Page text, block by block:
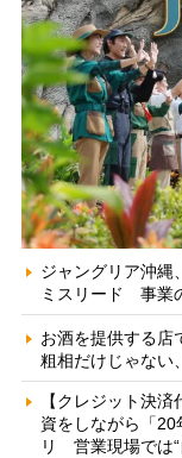
ジャングリア沖縄
ミスリード 事業
お酒を提供する
粗相だけじゃない
【クレジット決
資をしながら「20
リ 営業現場では“